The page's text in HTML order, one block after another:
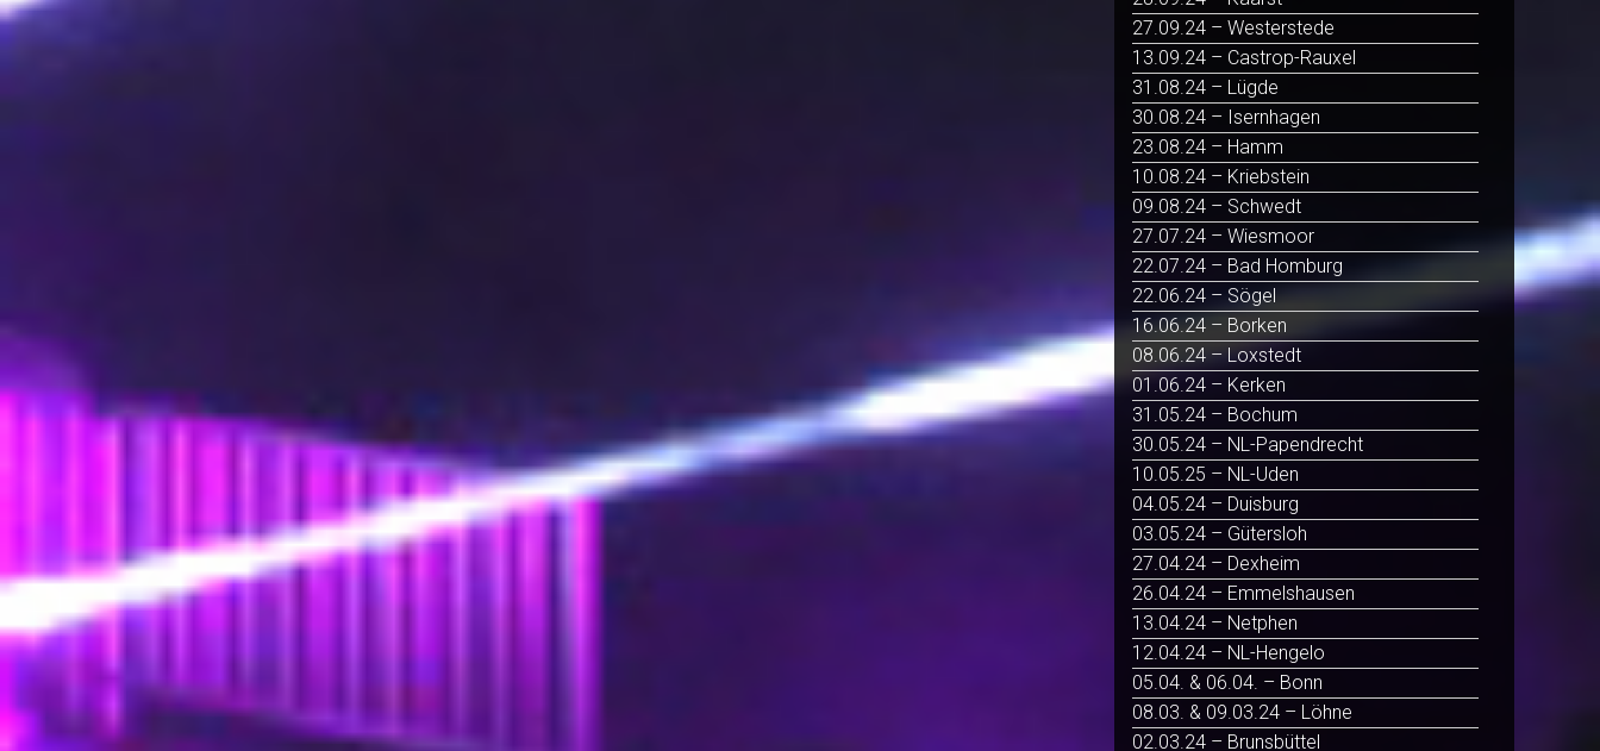
27.09.24 – Westerstede
13.09.24 – Castrop-Rauxel
31.08.24 – Lügde
30.08.24 – Isernhagen
23.08.24 – Hamm
10.08.24 – Kriebstein
09.08.24 – Schwedt
27.07.24 – Wiesmoor
22.07.24 – Bad Homburg
22.06.24 – Sögel
16.06.24 – Borken
08.06.24 – Loxstedt
01.06.24 – Kerken
31.05.24 – Bochum
30.05.24 – NL-Papendrecht
10.05.25 – NL-Uden
04.05.24 – Duisburg
03.05.24 – Gütersloh
27.04.24 – Dexheim
26.04.24 – Emmelshausen
13.04.24 – Netphen
12.04.24 – NL-Hengelo
05.04. & 06.04. – Bonn
08.03. & 09.03.24 – Löhne
02.03.24 – Brunsbüttel